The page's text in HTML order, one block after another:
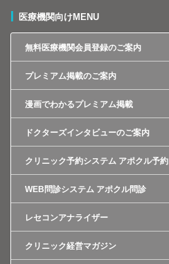
医療機関向けMENU
無料医療機関会員登録のご案内
プレミアム掲載のご案内
漫画でわかるプレミアム掲載
ドクターズインタビューのご案内
クリニック予約システム アポクル予約
WEB問診システム アポクル問診
レセコンアナライザー
クリニック経営マガジン